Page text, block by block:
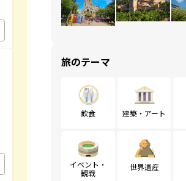
旅のテーマ
飲食 建築・アート
イベント・
観戦
世界遺産